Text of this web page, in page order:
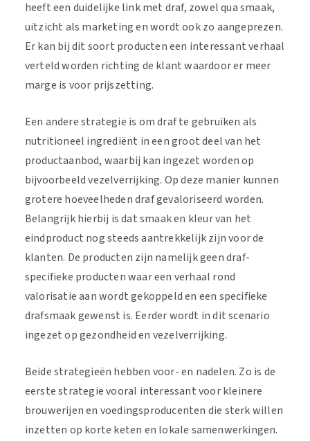
heeft een duidelijke link met draf, zowel qua smaak,
uitzicht als marketing en wordt ook zo aangeprezen.
Er kan bij dit soort producten een interessant verhaal
verteld worden richting de klant waardoor er meer
marge is voor prijszetting.
Een andere strategie is om draf te gebruiken als
nutritioneel ingrediënt in een groot deel van het
productaanbod, waarbij kan ingezet worden op
bijvoorbeeld vezelverrijking. Op deze manier kunnen
grotere hoeveelheden draf gevaloriseerd worden.
Belangrijk hierbij is dat smaak en kleur van het
eindproduct nog steeds aantrekkelijk zijn voor de
klanten. De producten zijn namelijk geen draf-
specifieke producten waar een verhaal rond
valorisatie aan wordt gekoppeld en een specifieke
drafsmaak gewenst is. Eerder wordt in dit scenario
ingezet op gezondheid en vezelverrijking.
Beide strategieën hebben voor- en nadelen. Zo is de
eerste strategie vooral interessant voor kleinere
brouwerijen en voedingsproducenten die sterk willen
inzetten op korte keten en lokale samenwerkingen.